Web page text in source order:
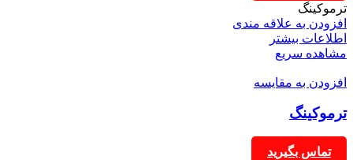
ترموکینگ
افزودن به علاقه مندی
اطلاعات بیشتر
مشاهده سریع
افزودن به مقایسه
ترموکینگ
تماس بگیرید